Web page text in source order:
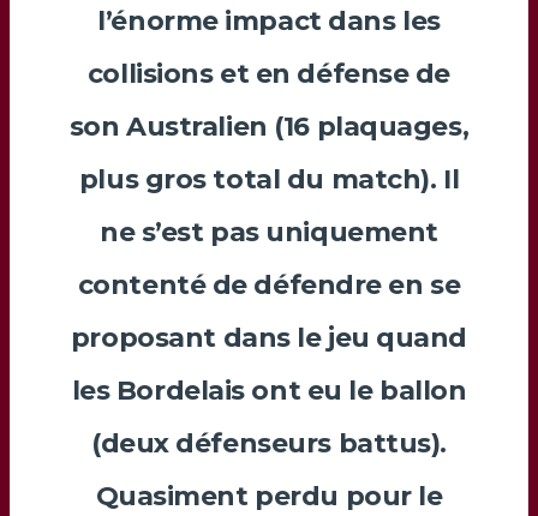
l’énorme impact dans les
collisions et en défense de
son Australien (16 plaquages,
plus gros total du match). Il
ne s’est pas uniquement
contenté de défendre en se
proposant dans le jeu quand
les Bordelais ont eu le ballon
(deux défenseurs battus).
Quasiment perdu pour le